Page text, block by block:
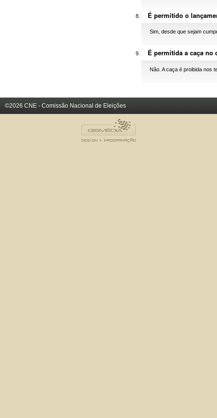
É permitido o
Sim, desde que sejam
É permitida a caça no
Não. A caça é proibida nos
©2026 CNE - Comissão Nacional de Eleições